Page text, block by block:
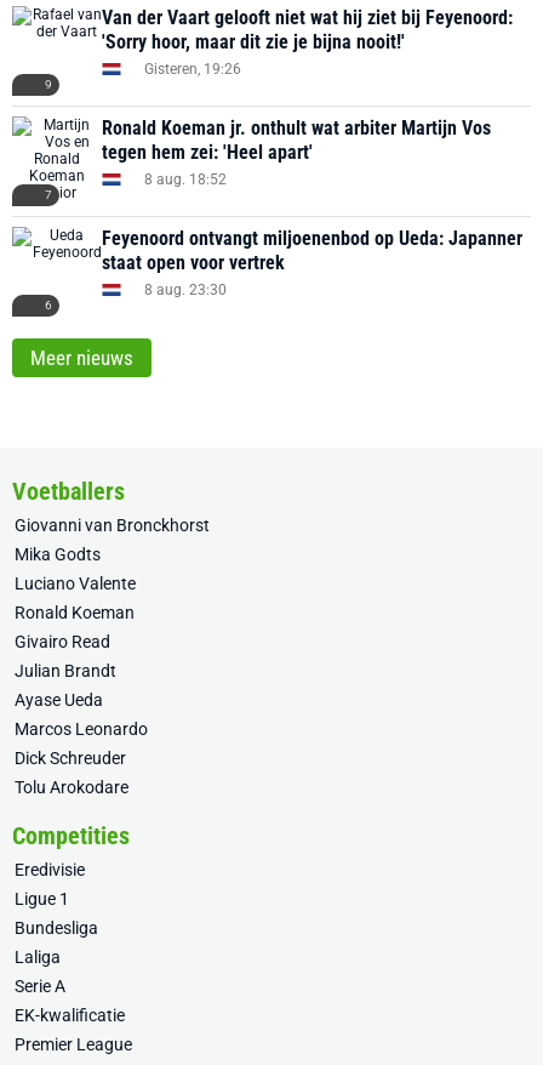
9
Van der Vaart gelooft niet wat hij ziet bij Feyenoord:
'Sorry hoor, maar dit zie je bijna nooit!'
Gisteren, 19:26
7
Ronald Koeman jr. onthult wat arbiter Martijn Vos
tegen hem zei: 'Heel apart'
8 aug. 18:52
6
Feyenoord ontvangt miljoenenbod op Ueda: Japanner
staat open voor vertrek
8 aug. 23:30
Meer nieuws
Voetballers
Giovanni van Bronckhorst
Mika Godts
Luciano Valente
Ronald Koeman
Givairo Read
Julian Brandt
Ayase Ueda
Marcos Leonardo
Dick Schreuder
Tolu Arokodare
Competities
Eredivisie
Ligue 1
Bundesliga
Laliga
Serie A
EK-kwalificatie
Premier League